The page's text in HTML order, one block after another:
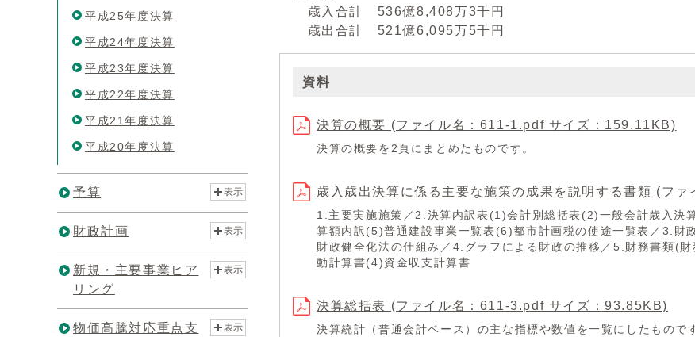
歳入合計 536億8,408万3千円
歳出合計 521億6,095万5千円
資料
決算の概要 (ファイル名：611-1.pdf サイズ：159.11KB)
決算の概要を2頁にまとめたものです。
歳入歳出決算に係る主要な施策の成果を説明する書類 (フ
1.主要実施施策／2.決算内訳表(1)会計別総括表(2)一般会計歳入決
算額内訳(5)普通建設事業一覧表(6)都市計画税の使途一覧表／3.
財政健全化法の仕組み／4.グラフによる財政の推移／5.財務書類(
動計算書(4)資金収支計算書
決算総括表 (ファイル名：611-3.pdf サイズ：93.85KB)
決算統計（普通会計ベース）の主な指標や数値を一覧にしたもので
平成25年度決算
平成24年度決算
平成23年度決算
平成22年度決算
平成21年度決算
平成20年度決算
予算 表示
財政計画 表示
新規・主要事業ヒア
リング
表示
物価高騰対応重点支
表示